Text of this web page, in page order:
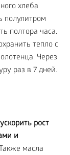
хлеба
полулитром
полтора часа.
тепло с
Через
раз в 7 дней.
рост
и
Также масла